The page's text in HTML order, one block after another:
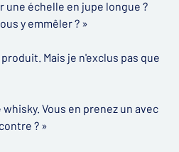
une échelle en jupe longue ?
y emmêler ? »
Mais je n'exclus pas que
whisky. Vous en prenez un avec
? »